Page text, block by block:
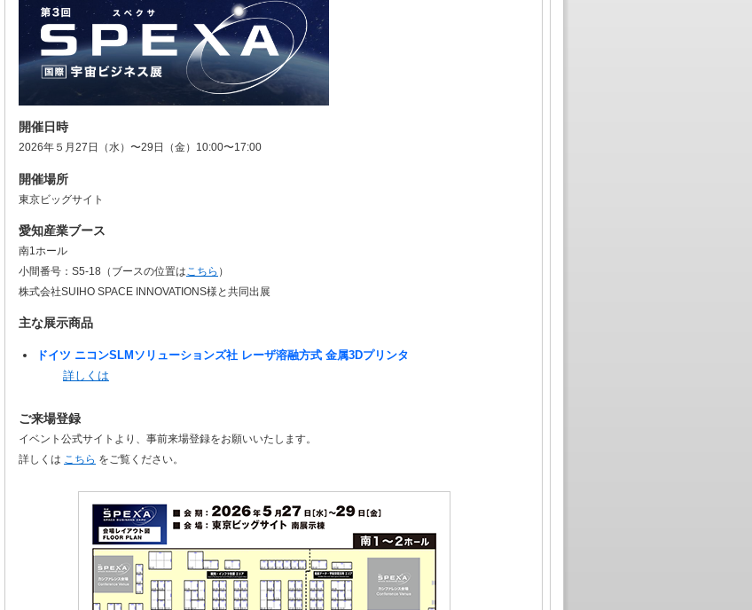
開催日時
2026年５月27日（水）〜29日（金）10:00〜17:00
開催場所
東京ビッグサイト
愛知産業ブース
南1ホール
小間番号：S5-18（ブースの位置は こちら ）
株式会社SUIHO SPACE INNOVATIONS様と共同出展
主な展示商品
ドイツ ニコンSLMソリューションズ社 レーザ溶融方式 金属3Dプリンタ
詳しくは
ご来場登録
イベント公式サイトより、事前来場登録をお願いいたします。
詳しくは こちら をご覧ください。